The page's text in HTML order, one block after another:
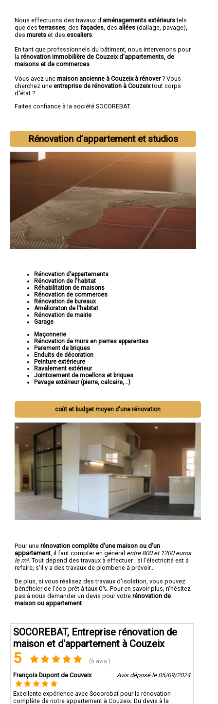
Nous effectuons des travaux d'aménagements extérieurstels
que desterrasses , des façades , des allées (dallage, pavage),
des murets et des escaliers
En tant que professionnels du bâtiment, nous intervenons pour
la rénovation immobilière de Couzeix d'appartements, de
maisons et de commerces
Vous avez une maison ancienne à Couzeix à rénover? Vous
cherchez une entreprise de rénovation à Couzeixtout corps
d'état ?
Faites confiance à la société SOCOREBAT.
Rénovation d’appartement et studios
Rénovation d'appartements
Rénovation de l'habitat
Réhabilitation de maisons
Rénovation de commerces
Rénovation de bureaux
Amélioraton de l'habitat
Rénovation de mairie
Garage
Maçonnerie
Rénovation de murs en pierres apparentes
Parement de briques
Enduits de décoration
Peinture extérieure
Ravalement extérieur
Jointoiement de moellons et briques
Pavage extérieur (pierre, calcaire,...)
coût et budget moyen d'une rénovation
Pour une rénovation complête d'une maison ou d'un
appartement , il faut compter en général entre 800 et 1200 euros
le m². Tout dépend des travaux à effectuer : si l'électricité est à
refaire, s'il y a des travaux de plomberie à prévoir...
De plus, si vous réalisez des travaux d'isolation, vous pouvez
bénéficier de l'éco-prêt à taux 0%. Pour en savoir plus, n'hésitez
pas à nous demander un devis pour votre rénovation de
maison ou appartement
SOCOREBAT, Entreprise rénovation de
maison et d'appartement à Couzeix
5 (5 avis )
François Dupont de Couveix Avis déposé le 05/09/2024
Excellente expérience avec Socorebat pour la rénovation
complète de notre appartement à Couzeix. Du devis à la